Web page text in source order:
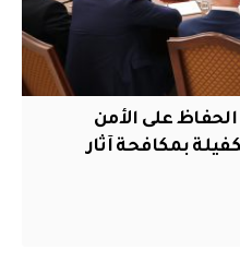
على الأمن
بمكافحة آثار